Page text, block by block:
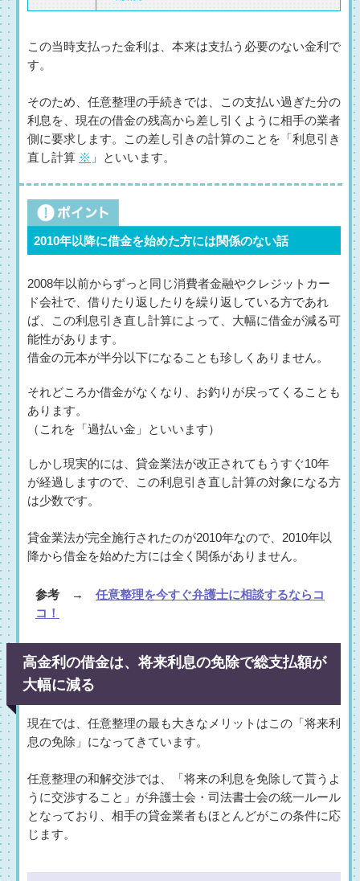
この当時支払った金利は、本来は支払う必要のない金利で
す。
そのため、任意整理の手続きでは、この支払い過ぎた分の
利息を、現在の借金の残高から差し引くように相手の業者
側に要求します。この差し引きの計算のことを「利息引き
直し計算 ※ 」といいます。
2010年以降に借金を始めた方には関係のない話
2008年以前からずっと同じ消費者金融やクレジットカー
ド会社で、借りたり返したりを繰り返している方であれ
ば、この利息引き直し計算によって、大幅に借金が減る可
能性があります。
借金の元本が半分以下になることも珍しくありません。
それどころか借金がなくなり、お釣りが戻ってくることも
あります。
（これを「過払い金」といいます）
しかし現実的には、貸金業法が改正されてもうすぐ10年
が経過しますので、この利息引き直し計算の対象になる方
は少数です。
貸金業法が完全施行されたのが2010年なので、2010年以
降から借金を始めた方には全く関係がありません。
参考 → 任意整理を今すぐ弁護士に相談するならコ
コ！
高金利の借金は、将来利息の免除で総支払額が
大幅に減る
現在では、任意整理の最も大きなメリットはこの「将来利
息の免除」になってきています。
任意整理の和解交渉では、「将来の利息を免除して貰うよ
うに交渉すること」が弁護士会・司法書士会の統一ルール
となっており、相手の貸金業者もほとんどがこの条件に応
じます。